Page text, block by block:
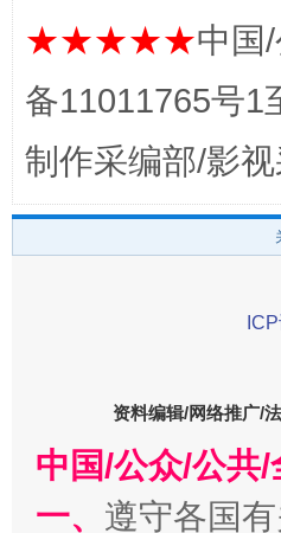
东山县通报“牛蛙产品抗生素
★★★★★中国
备11011765号1
制作采编部/影
资料编辑/网络推广/
中国/公众/公共
一、 遵守各国